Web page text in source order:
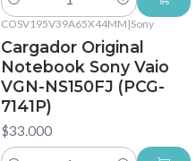
Cantidad
COSV195V39A65X44MM |Sony
Cargador Original
Notebook Sony Vaio
VGN-NS150FJ (PCG-
7141P)
$33.000